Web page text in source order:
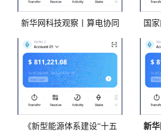
新华网科技观察丨算电协同
（Bitpie 全球领先多链钱包
上）：从“概念”到“落
国
《新型能源体系建设“十五 新